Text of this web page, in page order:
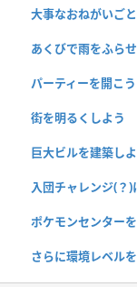
大事なおねがいご
あくびで雨をふら
パーティーを開こう
街を明るくしよう
巨大ビルを建築し
入団チャレンジ(？)
ポケモンセンター
さらに環境レベル